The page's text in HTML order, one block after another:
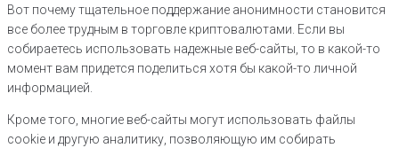
Вот почему тщательное поддержание анонимности становится
все более трудным в торговле криптовалютами. Если вы
собираетесь использовать надежные веб-сайты, то в какой-то
момент вам придется поделиться хотя бы какой-то личной
информацией.
Кроме того, многие веб-сайты могут использовать файлы
cookie и другую аналитику, позволяющую им собирать